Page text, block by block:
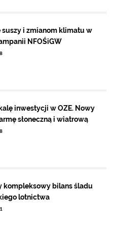
suszy i zmianom klimatu w
NFOŚiGW
inwestycji w OZE. Nowy
słoneczną i wiatrową
kompleksowy bilans śladu
lotnictwa